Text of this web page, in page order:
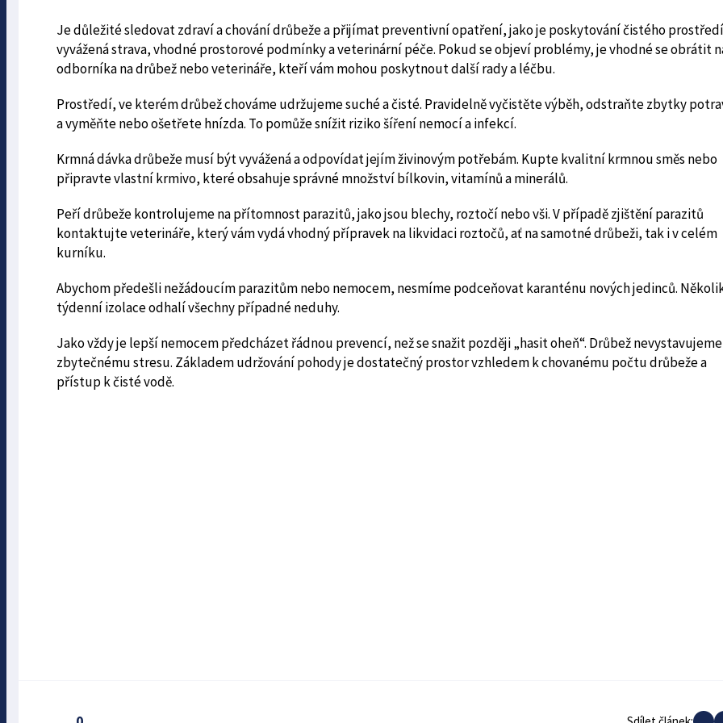
Je důležité sledovat zdraví a chování drůbeže a přijímat preventivní opatření, jako je poskytování čistého
vyvážená strava, vhodné prostorové podmínky a veterinární péče. Pokud se objeví problémy, je vhodné se obrátit
odborníka na drůbež nebo veterináře, kteří vám mohou poskytnout další rady a léčbu.
Prostředí, ve kterém drůbež chováme udržujeme suché a čisté. Pravidelně vyčistěte výběh, odstraňte zbytky
a vyměňte nebo ošetřete hnízda. To pomůže snížit riziko šíření nemocí a infekcí.
Krmná dávka drůbeže musí být vyvážená a odpovídat jejím živinovým potřebám. Kupte kvalitní krmnou směs nebo
připravte vlastní krmivo, které obsahuje správné množství bílkovin, vitamínů a minerálů.
Peří drůbeže kontrolujeme na přítomnost parazitů, jako jsou blechy, roztočí nebo vši. V případě zjištění parazitů
kontaktujte veterináře, který vám vydá vhodný přípravek na likvidaci roztočů, ať na samotné drůbeži, tak i v celém
kurníku.
Abychom předešli nežádoucím parazitům nebo nemocem, nesmíme podceňovat karanténu nových jedinců.
týdenní izolace odhalí všechny případné neduhy.
Jako vždy je lepší nemocem předcházet řádnou prevencí, než se snažit později „hasit oheň“. Drůbež nevystavujeme
zbytečnému stresu. Základem udržování pohody je dostatečný prostor vzhledem k chovanému počtu drůbeže a
přístup k čisté vodě.